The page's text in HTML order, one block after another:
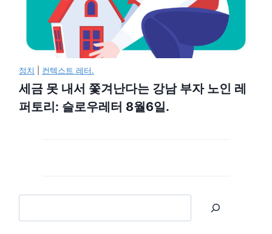
정치 컨텍스트 레터.
세금 못 내서 쫓겨난다는 강남 부자 노인 레
퍼토리: 슬로우레터 8월6일.